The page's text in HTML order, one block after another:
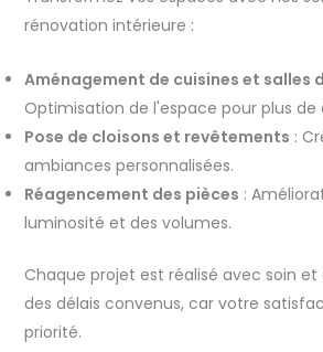
rénovation intérieure :
Aménagement de cuisines et salles
Optimisation de l'espace pour plus de
Pose de cloisons et revêtements :
ambiances personnalisées.
Réagencement des pièces :
luminosité et des volumes.
Chaque projet est réalisé avec soin
des délais convenus, car votre
priorité.